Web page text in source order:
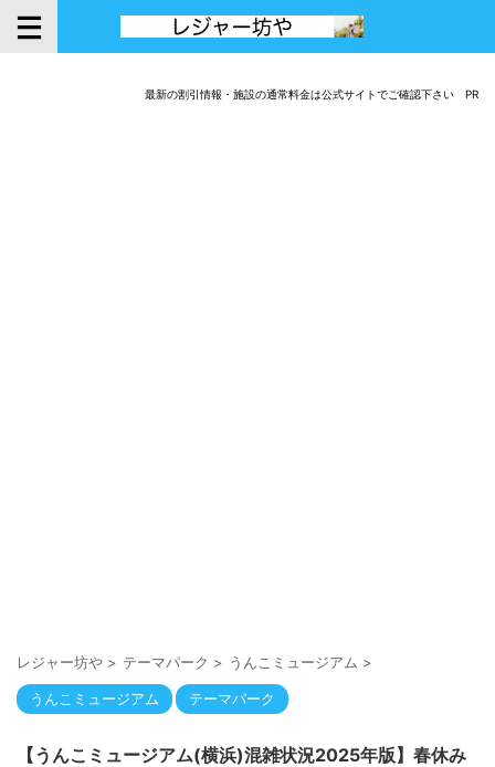
最新の割引情報・施設の通常料金は公式サイトでご確認下さい PR
レジャー坊や > テーマパーク > うんこミュージアム >
うんこミュージアム テーマパーク
【うんこミュージアム(横浜)混雑状況2025年版】春休み